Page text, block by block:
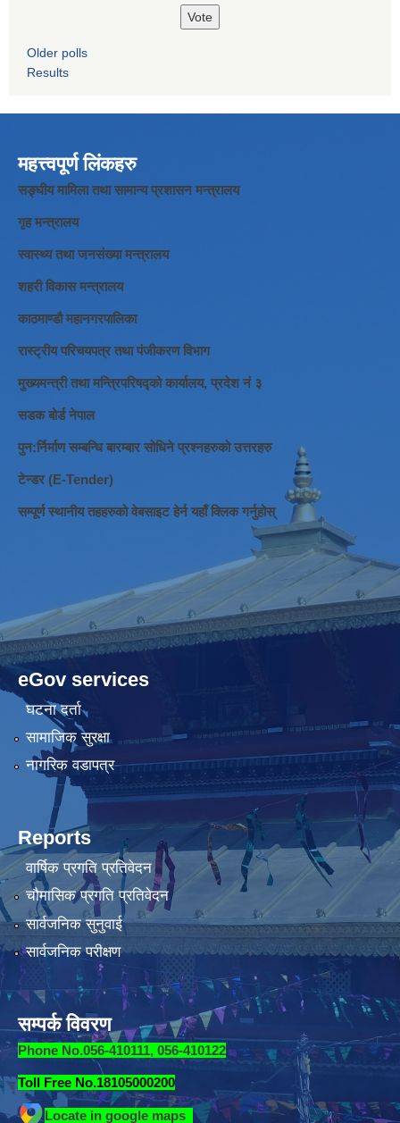
Older polls
Results
महत्त्वपूर्ण लिंकहरु
सङ्घीय मामिला तथा सामान्य प्रशासन मन्त्रालय
गृह मन्त्रालय
स्वास्थ्य तथा जनसंख्या मन्त्रालय
शहरी विकास मन्त्रालय
काठमाण्डौ महानगरपालिका
रास्ट्रीय परिचयपत्र तथा पंजीकरण विभाग
मुख्यमन्त्री तथा मन्त्रिपरिषद्को कार्यालय, प्रदेश नं ३
सडक बोर्ड नेपाल
पुन:र्निर्माण सम्बन्धि बारम्बार सोधिने प्रश्नहरुको उत्तरहरु
टेन्डर (E-Tender)
सम्पूर्ण स्थानीय तहहरुको वेबसाइट हेर्न यहाँ क्लिक गर्नुहोस्
eGov services
घटना दर्ता
सामाजिक सुरक्षा
नागरिक वडापत्र
Reports
वार्षिक प्रगति प्रतिवेदन
चौमासिक प्रगति प्रतिवेदन
सार्वजनिक सुनुवाई
सार्वजनिक परीक्षण
सम्पर्क विवरण
Phone No.056-410111, 056-410122
Toll Free No.18105000200
Locate in google maps